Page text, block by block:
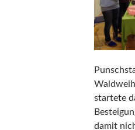
startete
damit